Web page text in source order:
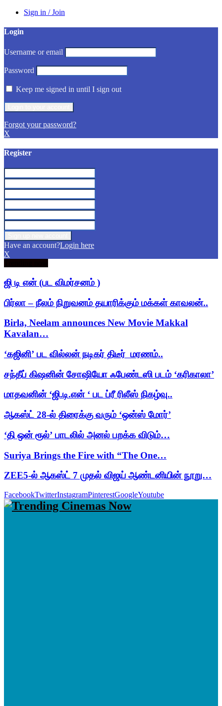
Sign in / Join
Login
Username or email
Password
Keep me signed in until I sign out
Forgot your password?
X
Register
Have an account?Login here
X
ஜி டி என் (பட விமர்சனம் )
பிர்லா – நீலம் நிறுவனம் தயாரிக்கும் மக்கள் காவலன்..
Birla, Neelam announces New Movie Makkal
Kavalan…
‘கஜினி’ பட வில்லன் நடிகர் திடீர் மரணம்..
சந்தீப் கிஷனின் சோஷியோ ஃபேண்டஸி படம் ‘கரிகாலா’
மாதவனின் ‘ஜி.டி.என் ‘ பட ப்ரீ ரிலீஸ் நிகழ்வு..
ஆகஸ்ட் 28-ல் திரைக்கு வரும் ‘ஒன்ஸ் மோர்’
‘தி ஒன் ரூல்’ பாடலில் அனல் பறக்க விடும்…
Suriya Brings the Fire with “The One…
ZEE5-ல் ஆகஸ்ட் 7 முதல் விஜய் ஆண்டனியின் நூறு…
FacebookTwitterInstagramPinterestGoogleYoutube